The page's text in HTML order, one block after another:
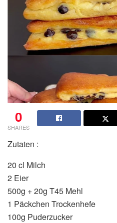
0
SHARES
Zutaten :
20 cl Milch
2 Eier
500g + 20g T45 Mehl
1 Päckchen Trockenhefe
100g Puderzucker